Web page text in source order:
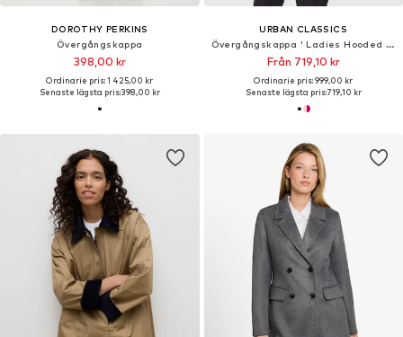
DOROTHY PERKINS
Övergångskappa
398,00 kr
Ordinarie pris: 1 425,00 kr
Senaste lägsta pris:398,00 kr
URBAN CLASSICS
Övergångskappa ' Ladies Hooded Teddy Coat '
Från 719,10 kr
Ordinarie pris: 999,00 kr
Senaste lägsta pris:719,10 kr